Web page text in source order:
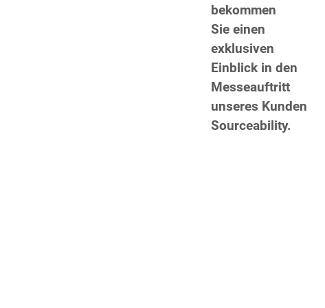
bekommen
Sie einen
exklusiven
Einblick in den
Messeauftritt
unseres Kunden
Sourceability.